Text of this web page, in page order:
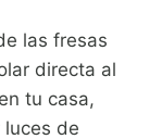
las fresas
directa al
tu casa,
de